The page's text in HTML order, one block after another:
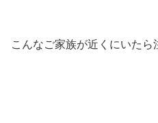
こんなご家族が近くにいたら